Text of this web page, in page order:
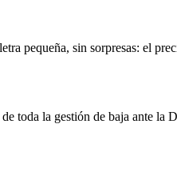
pequeña, sin sorpresas: el
toda la gestión de baja ante la